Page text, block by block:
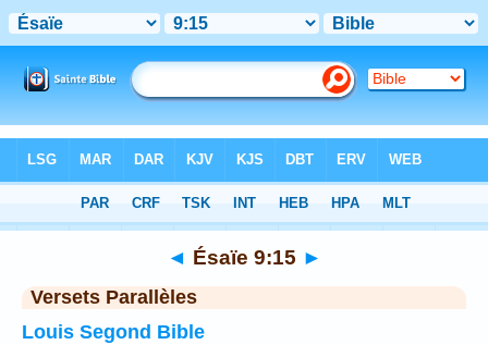
Chapitre 9> Verset 15
◄ Ésaïe 9:15 ►
Versets Parallèles
Louis Segond Bible